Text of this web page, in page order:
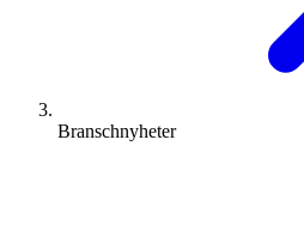
Branschnyheter